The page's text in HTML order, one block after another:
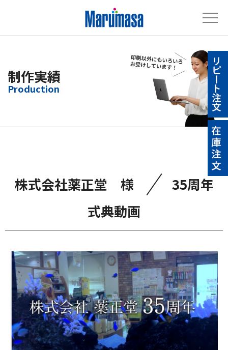
制作実績
株式会社薬正堂 様 ／ 35周年
式典動画